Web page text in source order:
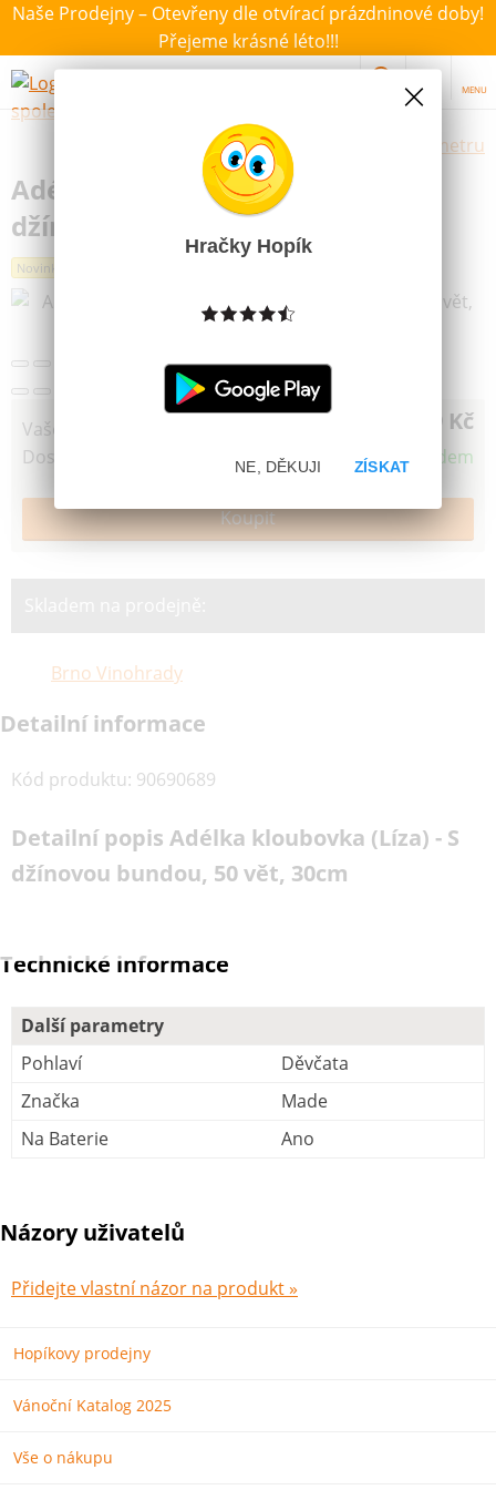
Naše Prodejny – Otevřeny dle otvírací prázdninové doby!
Přejeme krásné léto!!!
MENU
Výběr hraček dle zvoleného parametru
Adélka kloubovka (Líza) - S
džínovou bundou, 50 vět, 30cm
Novinka
Vaše cena 899 Kč
Dostupnost Skladem
Brno Vinohrady
Detailní informace
Kód produktu: 90690689
Detailní popis Adélka kloubovka (Líza) - S
džínovou bundou, 50 vět, 30cm
Technické informace
Další parametry
Pohlaví
Děvčata
Značka
Made
Na Baterie
Ano
Názory uživatelů
Přidejte vlastní názor na produkt »
Hopíkovy prodejny
Vánoční Katalog 2025
Vše o nákupu
Hračky Hopík
ZÍSKAT
NE, DĚKUJI